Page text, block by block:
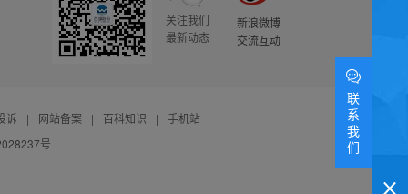
关注我们
最新动态
新浪微博
交流互动
诉 | 网站备案 | 百科知识 |
手机站
号
联
系
我
们